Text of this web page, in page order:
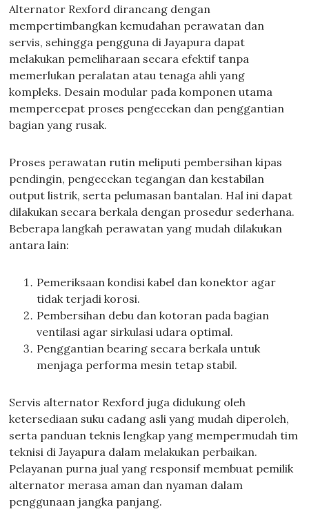
Alternator Rexford dirancang dengan
mempertimbangkan kemudahan perawatan dan
servis, sehingga pengguna di Jayapura dapat
melakukan pemeliharaan secara efektif tanpa
memerlukan peralatan atau tenaga ahli yang
kompleks. Desain modular pada komponen utama
mempercepat proses pengecekan dan penggantian
bagian yang rusak.
Proses perawatan rutin meliputi pembersihan kipas
pendingin, pengecekan tegangan dan kestabilan
output listrik, serta pelumasan bantalan. Hal ini dapat
dilakukan secara berkala dengan prosedur sederhana.
Beberapa langkah perawatan yang mudah dilakukan
antara lain:
Pemeriksaan kondisi kabel dan konektor agar
tidak terjadi korosi.
Pembersihan debu dan kotoran pada bagian
ventilasi agar sirkulasi udara optimal.
Penggantian bearing secara berkala untuk
menjaga performa mesin tetap stabil.
Servis alternator Rexford juga didukung oleh
ketersediaan suku cadang asli yang mudah diperoleh,
serta panduan teknis lengkap yang mempermudah tim
teknisi di Jayapura dalam melakukan perbaikan.
Pelayanan purna jual yang responsif membuat pemilik
alternator merasa aman dan nyaman dalam
penggunaan jangka panjang.